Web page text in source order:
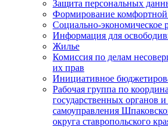
Защита персональных
Формирование комфортной
Социально-экономическое
Информация для
Жилье
Комиссия по делам
их прав
Инициативное
Рабочая группа по
государственных органов
самоуправления
округа ставропольского